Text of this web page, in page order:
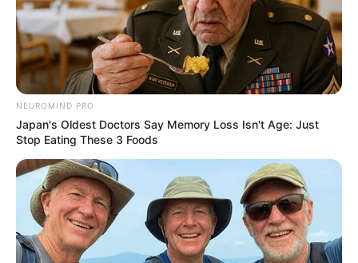
NEUROMIND PRO
Japan's Oldest Doctors Say Memory Loss Isn't Age: Just
Stop Eating These 3 Foods